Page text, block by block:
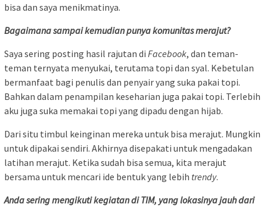
bisa dan saya menikmatinya.
Bagaimana sampai kemudian punya komunitas merajut?
Saya sering posting hasil rajutan di Facebook, dan teman-
teman ternyata menyukai, terutama topi dan syal. Kebetulan
bermanfaat bagi penulis dan penyair yang suka pakai topi.
Bahkan dalam penampilan keseharian juga pakai topi. Terlebih
aku juga suka memakai topi yang dipadu dengan hijab.
Dari situ timbul keinginan mereka untuk bisa merajut. Mungkin
untuk dipakai sendiri. Akhirnya disepakati untuk mengadakan
latihan merajut. Ketika sudah bisa semua, kita merajut
bersama untuk mencari ide bentuk yang lebih trendy.
Anda sering mengikuti kegiatan di TIM, yang lokasinya jauh dari